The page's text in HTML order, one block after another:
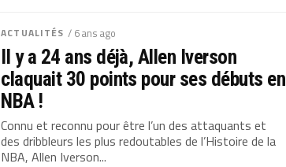
ACTUALITÉS / 6 ans ago
Il y a 24 ans déjà, Allen Iverson
claquait 30 points pour ses débuts en
NBA !
Connu et reconnu pour être l’un des attaquants et
des dribbleurs les plus redoutables de l’Histoire de la
NBA, Allen Iverson...